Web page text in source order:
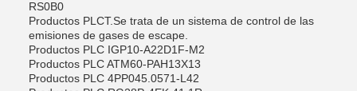
RS0B0
Productos PLCT.Se trata de un sistema de control de las
emisiones de gases de escape.
Productos PLC IGP10-A22D1F-M2
Productos PLC ATM60-PAH13X13
Productos PLC 4PP045.0571-L42